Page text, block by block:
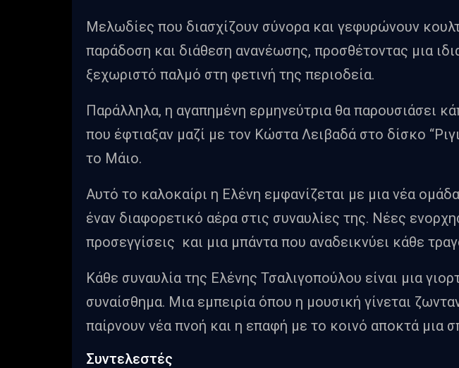
Μελωδίες που διασχίζουν σύνορα και γεφυρώνουν
παράδοση και διάθεση ανανέωσης, προσθέτοντας μια
ξεχωριστό παλμό στη φετινή της περιοδεία.
Παράλληλα, η αγαπημένη ερμηνεύτρια θα παρουσιάσει
που έφτιαξαν μαζί με τον Κώστα Λειβαδά στο δίσκο
το Μάιο.
Αυτό το καλοκαίρι η Ελένη εμφανίζεται με μια νέα
έναν διαφορετικό αέρα στις συναυλίες της. Νέες
προσεγγίσεις και μια μπάντα που αναδεικνύει κάθε
Κάθε συναυλία της Ελένης Τσαλιγοπούλου είναι μια
συναίσθημα. Μια εμπειρία όπου η μουσική γίνεται
παίρνουν νέα πνοή και η επαφή με το κοινό αποκτά μια
Συντελεστές